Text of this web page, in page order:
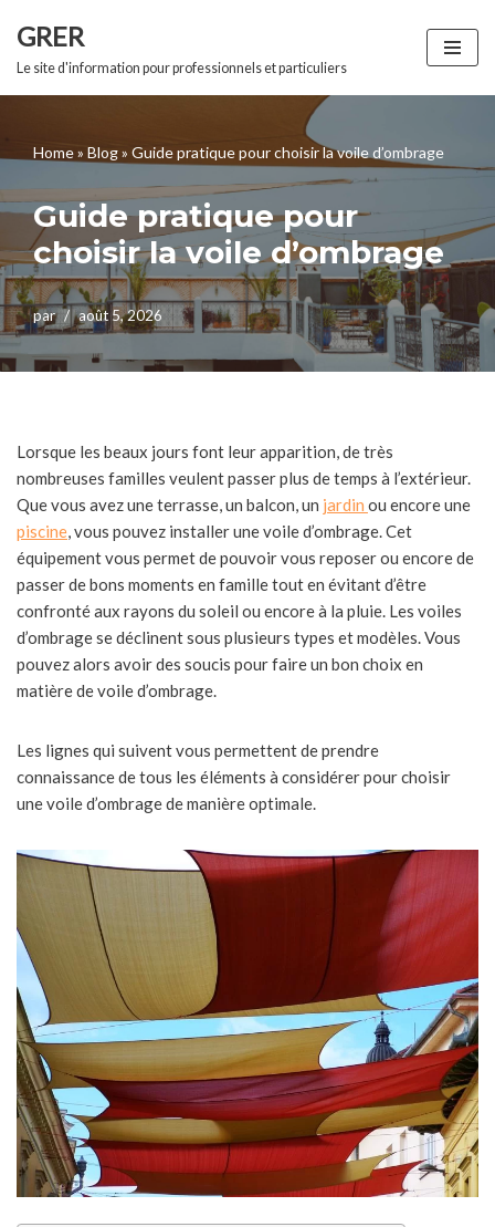
Aller
GRER
Le site d'information pour professionnels et particuliers
Home» Blog» Guide pratique pour choisir la voile d’ombrage
Guide pratique pour
choisir la voile d’ombrage
par août 5, 2026
Lorsque les beaux jours font leur apparition, de très
nombreuses familles veulent passer plus de temps à l’extérieur.
Que vous avez une terrasse, un balcon, un jardin ou encore une
piscine, vous pouvez installer une voile d’ombrage. Cet
équipement vous permet de pouvoir vous reposer ou encore de
passer de bons moments en famille tout en évitant d’être
confronté aux rayons du soleil ou encore à la pluie. Les voiles
d’ombrage se déclinent sous plusieurs types et modèles. Vous
pouvez alors avoir des soucis pour faire un bon choix en
matière de voile d’ombrage.
Les lignes qui suivent vous permettent de prendre
connaissance de tous les éléments à considérer pour choisir
une voile d’ombrage de manière optimale.